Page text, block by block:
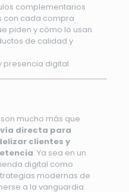
complementarios
con cada compra
piden y cómo lo usan
de calidad y
presencia digital
mucho más que
vía directa para
clientes y
. Ya sea en un
digital como
modernas de
a la vanguardia.